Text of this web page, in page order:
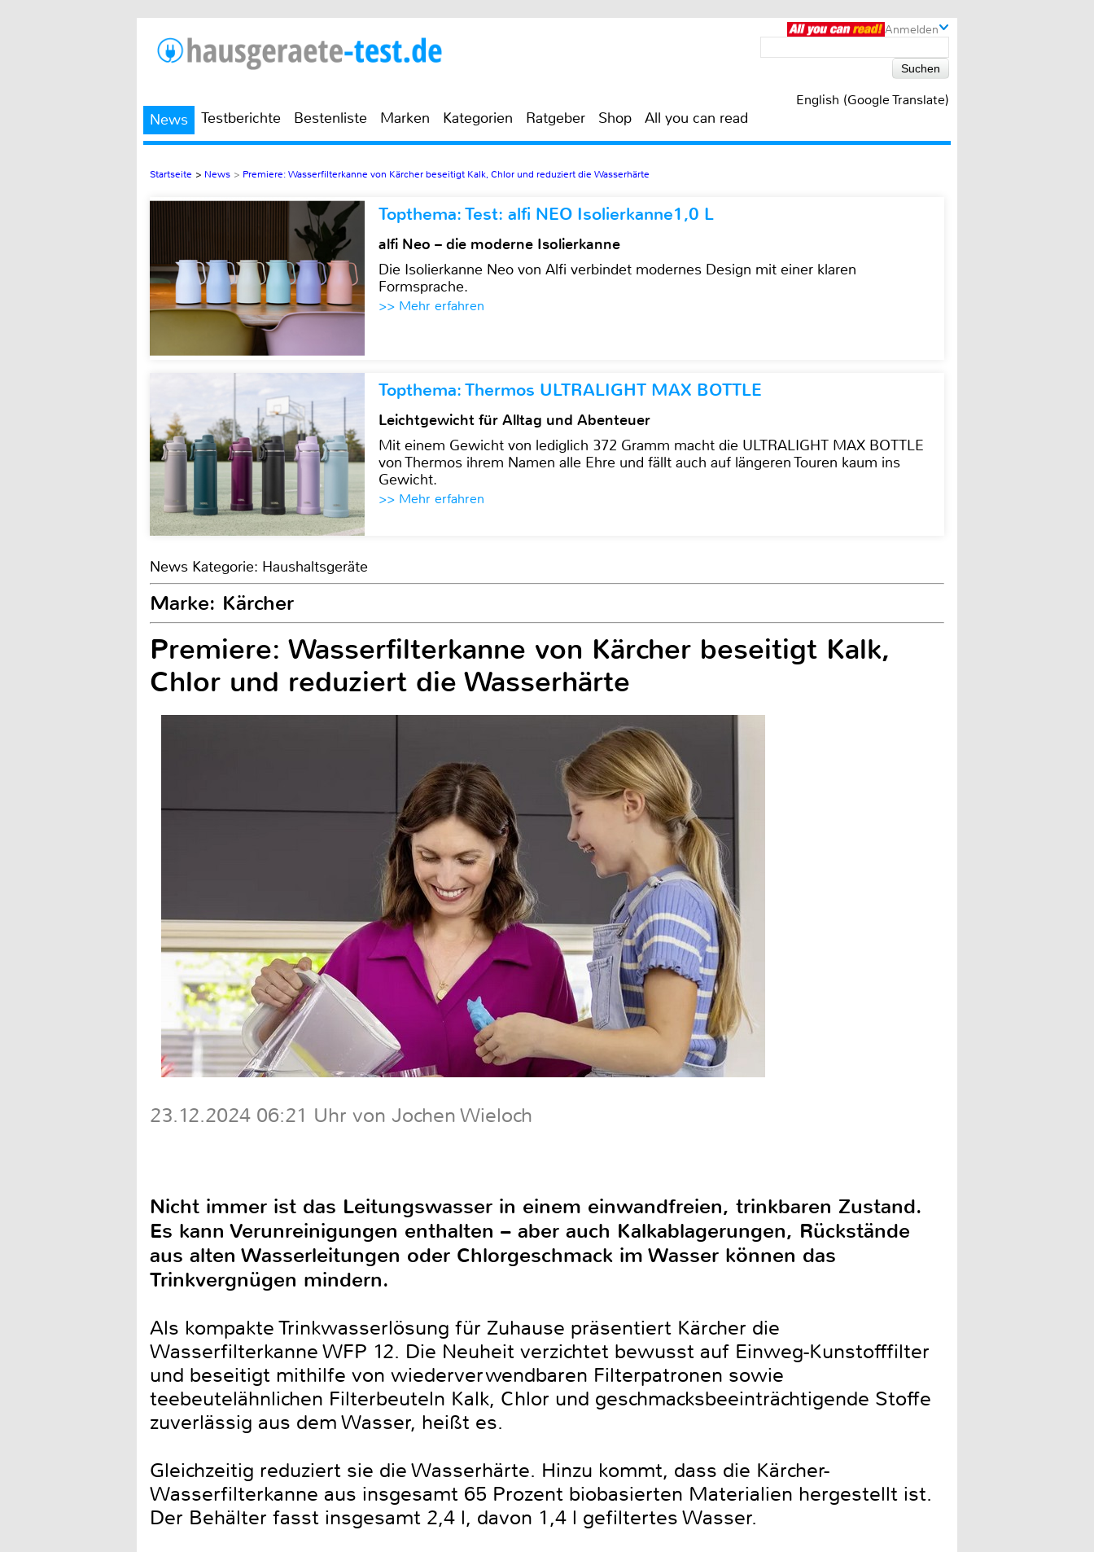
Anmelden
English (Google Translate)
News Testberichte Bestenliste Marken Kategorien Ratgeber Shop All you can read
Startseite > News > Premiere: Wasserfilterkanne von Kärcher beseitigt Kalk, Chlor und reduziert die Wasserhärte
Topthema: Test: alfi NEO Isolierkanne1,0 L
alfi Neo – die moderne Isolierkanne
Die Isolierkanne Neo von Alfi verbindet modernes Design mit einer klaren
Formsprache.
>> Mehr erfahren
Topthema: Thermos ULTRALIGHT MAX BOTTLE
Leichtgewicht für Alltag und Abenteuer
Mit einem Gewicht von lediglich 372 Gramm macht die ULTRALIGHT MAX BOTTLE
von Thermos ihrem Namen alle Ehre und fällt auch auf längeren Touren kaum ins
Gewicht.
>> Mehr erfahren
News Kategorie: Haushaltsgeräte
Marke: Kärcher
Premiere: Wasserfilterkanne von Kärcher beseitigt Kalk,
Chlor und reduziert die Wasserhärte
23.12.2024 06:21 Uhr von Jochen Wieloch
Nicht immer ist das Leitungswasser in einem einwandfreien, trinkbaren Zustand.
Es kann Verunreinigungen enthalten – aber auch Kalkablagerungen, Rückstände
aus alten Wasserleitungen oder Chlorgeschmack im Wasser können das
Trinkvergnügen mindern.
Als kompakte Trinkwasserlösung für Zuhause präsentiert Kärcher die
Wasserfilterkanne WFP 12. Die Neuheit verzichtet bewusst auf Einweg-Kunstofffilter
und beseitigt mithilfe von wiederverwendbaren Filterpatronen sowie
teebeutelähnlichen Filterbeuteln Kalk, Chlor und geschmacksbeeinträchtigende Stoffe
zuverlässig aus dem Wasser, heißt es.
Gleichzeitig reduziert sie die Wasserhärte. Hinzu kommt, dass die Kärcher-
Wasserfilterkanne aus insgesamt 65 Prozent biobasierten Materialien hergestellt ist.
Der Behälter fasst insgesamt 2,4 l, davon 1,4 l gefiltertes Wasser.